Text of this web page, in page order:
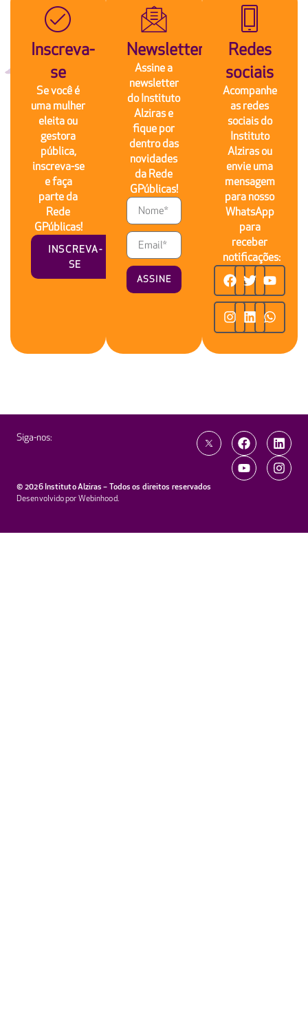
Inscreva-
se
Se você é
uma mulher
eleita ou
gestora
pública,
inscreva-se
e faça
parte da
Rede
GPúblicas!
INSCREVA-
SE
Newsletter
Assine a
newsletter
do Instituto
Alziras e
fique por
dentro das
novidades
da Rede
GPúblicas!
ASSINE
Redes
sociais
Acompanhe
as redes
sociais do
Instituto
Alziras ou
envie uma
mensagem
para nosso
WhatsApp
para
receber
notificações:
© 2026 Instituto Alziras – Todos os direitos reservados
Desenvolvido por Webinhood.
Siga-nos: